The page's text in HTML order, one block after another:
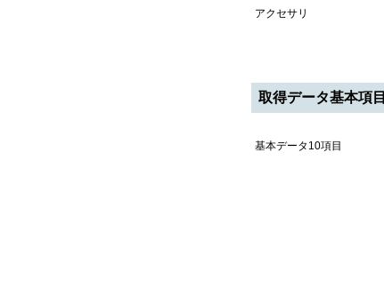
アクセサリ
取得データ基本項目
基本データ10項目